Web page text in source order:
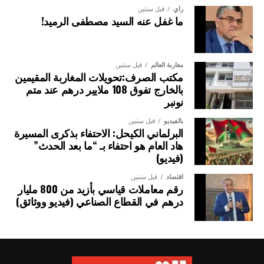
السمكية الناتجة عن الصيد غير القانوني إلى الأسواق عبر الموانئ
من خلال التطبيق الفعّال لتدابير دولة الميناء، بما يضمن
المحافظة طويلة الأمد على الموارد البحرية الحية والنظم البيئية
ويضم الاتفاق حالياً 85 طرفاً متعاقداً، يشملون 111 دولة، وهو ما
يمثل نحو ثلاثة أرباع الدول الساحلية في العالم.
الصورة: ميناء صيد بمدينة هايكو، الصين — المصدر: ويكيميديا كومنز (المُلك
العام CC0).
رأي قبل سنتين
ما غفل عنه السيد مصطفى الرميد!
مغاربة العالم قبل سنتين
مكتب الصرف:تحويلات المغاربة المقيمين
بالخارج تفوق 108 ملايير درهم عند متم
نونبر
بالفيديو قبل سنتين
البرلماني الكيحل: الاحتفاء بذكرى المسيرة
هاد العام هو احتفاء بـ “ما بعد الحدث”
(فيديو)
اقتصاد قبل سنتين
رقم معاملات قياسي بأزيد من 800 مليار
درهم في القطاع الصناعي (فيديو ووثائق)